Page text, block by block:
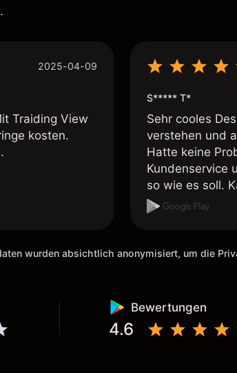
2025-04-09
Traiding View
kosten.
S***** T*
Sehr cooles
verstehen und
Hatte keine
Kundenservice
so wie es soll.
weiterempfehlen.
wurden absichtlich anonymisiert, um die
Bewertungen
4.6